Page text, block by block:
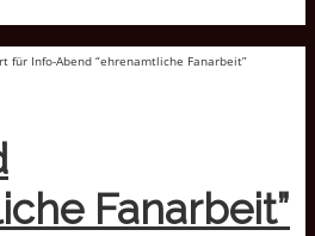
für Info-Abend “ehrenamtliche Fanarbeit”
Fanarbeit”